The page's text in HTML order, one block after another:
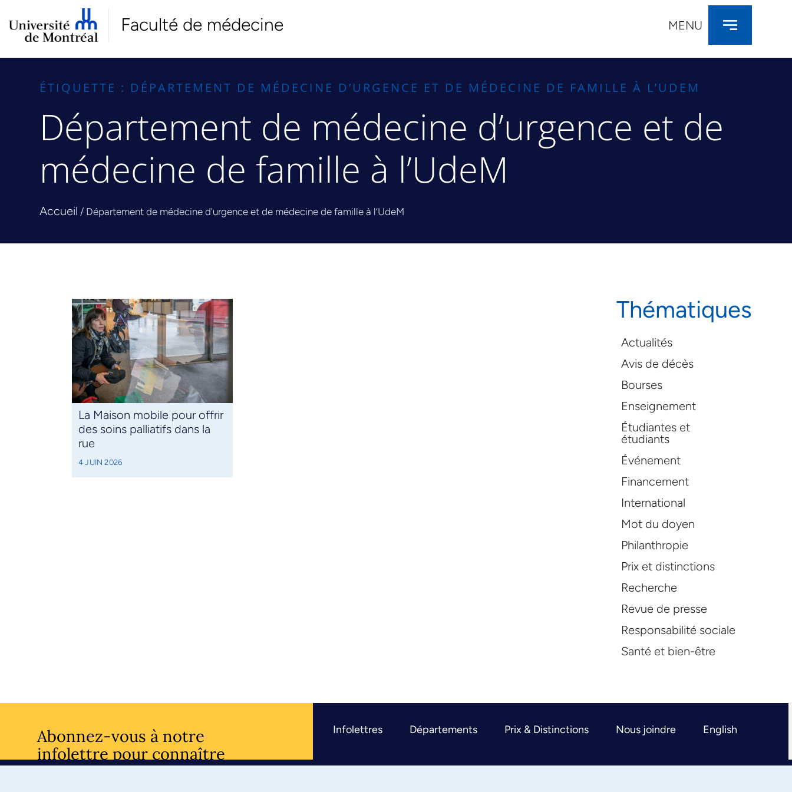
Faculté de médecine MENU
ÉTIQUETTE : DÉPARTEMENT DE MÉDECINE D’URGENCE ET DE MÉDECINE DE FAMILLE À L’UDEM
Département de médecine d’urgence et de
médecine de famille à l’UdeM
Accueil / Département de médecine d'urgence et de médecine de famille à l’UdeM
La Maison mobile pour offrir
des soins palliatifs dans la
rue
4 JUIN 2026
Thématiques
Actualités
Avis de décès
Bourses
Enseignement
Étudiantes et
étudiants
Événement
Financement
International
Mot du doyen
Philanthropie
Prix et distinctions
Recherche
Revue de presse
Responsabilité sociale
Santé et bien-être
Abonnez-vous à notre
infolettre pour connaître
l’actualité facultaire
Infolettres Départements Prix & Distinctions Nous joindre English